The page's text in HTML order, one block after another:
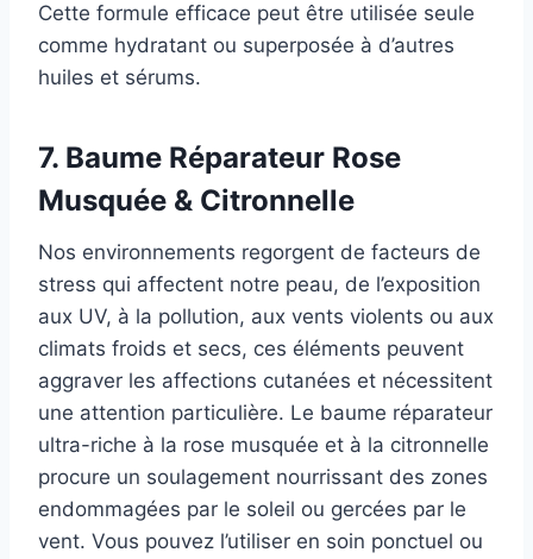
Cette formule efficace peut être utilisée seule
comme hydratant ou superposée à d’autres
huiles et sérums.
7. Baume Réparateur Rose
Musquée & Citronnelle
Nos environnements regorgent de facteurs de
stress qui affectent notre peau, de l’exposition
aux UV, à la pollution, aux vents violents ou aux
climats froids et secs, ces éléments peuvent
aggraver les affections cutanées et nécessitent
une attention particulière. Le baume réparateur
ultra-riche à la rose musquée et à la citronnelle
procure un soulagement nourrissant des zones
endommagées par le soleil ou gercées par le
vent. Vous pouvez l’utiliser en soin ponctuel ou